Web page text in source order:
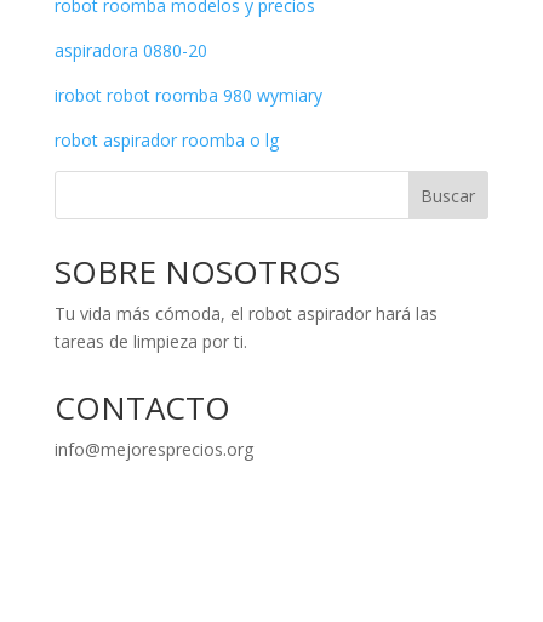
robot roomba modelos y precios
aspiradora 0880-20
irobot robot roomba 980 wymiary
robot aspirador roomba o lg
Buscar
SOBRE NOSOTROS
Tu vida más cómoda, el robot aspirador hará las
tareas de limpieza por ti.
CONTACTO
info@mejoresprecios.org